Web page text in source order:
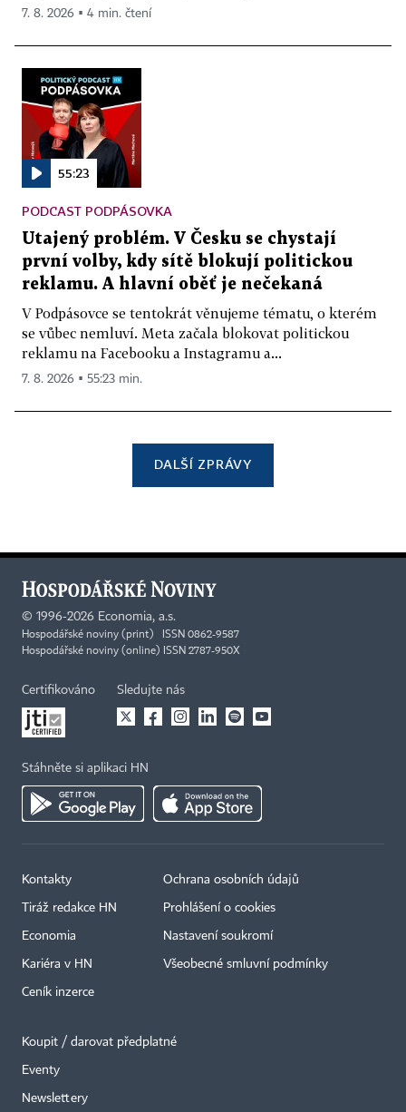
7. 8. 2026 ▪ 4 min. čtení
55:23
PODCAST PODPÁSOVKA
Utajený problém. V Česku se chystají
první volby, kdy sítě blokují politickou
reklamu. A hlavní oběť je nečekaná
V Podpásovce se tentokrát věnujeme tématu, o kterém
se vůbec nemluví. Meta začala blokovat politickou
reklamu na Facebooku a Instagramu a...
7. 8. 2026 ▪ 55:23 min.
DALŠÍ ZPRÁVY
© 1996-2026 Economia, a.s.
Hospodářské noviny (print) ISSN 0862-9587
Hospodářské noviny (online) ISSN 2787-950X
Certifikováno Sledujte nás
Stáhněte si aplikaci HN
Kontakty
Tiráž redakce HN
Economia
Kariéra v HN
Ceník inzerce
Ochrana osobních údajů
Prohlášení o cookies
Nastavení soukromí
Všeobecné smluvní podmínky
Koupit / darovat předplatné
Eventy
Newslettery